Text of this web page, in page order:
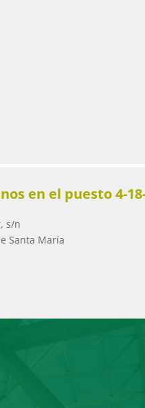
en el puesto 4-
s/n
Santa María